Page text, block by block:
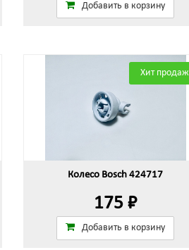
Добавить в корзину
Хит продаж
Колесо Bosch 424717
175 ₽
Добавить в корзину